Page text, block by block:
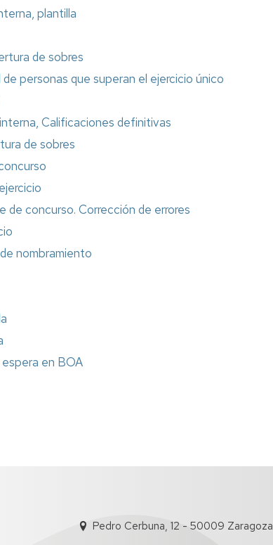
plantilla
de sobres
personas que superan el ejercicio único
Calificaciones definitivas
de sobres
de concurso. Corrección de errores
nombramiento
en BOA
Pedro Cerbuna, 12 - 50009 Zaragoza